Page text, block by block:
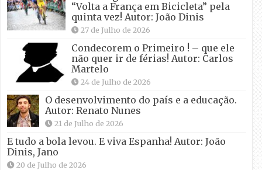
“Volta a França em Bicicleta” pela
quinta vez! Autor: João Dinis
27 de Julho de 2026
Condecorem o Primeiro ! – que ele
não quer ir de férias! Autor: Carlos
Martelo
24 de Julho de 2026
O desenvolvimento do país e a educação.
Autor: Renato Nunes
21 de Julho de 2026
E tudo a bola levou. E viva Espanha! Autor: João
Dinis, Jano
20 de Julho de 2026